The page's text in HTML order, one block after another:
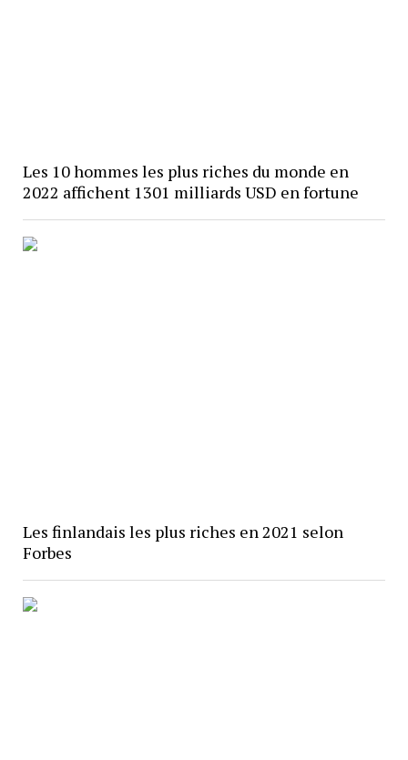
Les 10 hommes les plus riches du monde en
2022 affichent 1301 milliards USD en fortune
Les finlandais les plus riches en 2021 selon
Forbes